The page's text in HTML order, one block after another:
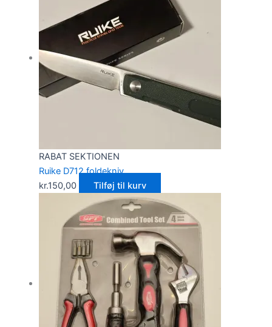
RABAT SEKTIONEN
Ruike D712 foldekniv
kr.150,00 Tilføj til kurv